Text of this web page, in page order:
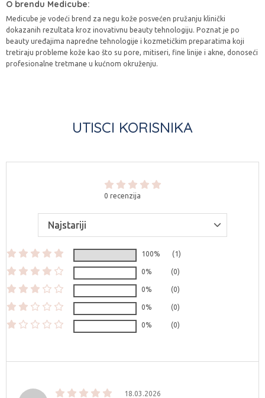
O brendu Medicube:
Medicube je vodeći brend za negu kože posvećen pružanju klinički
dokazanih rezultata kroz inovativnu beauty tehnologiju. Poznat je po
beauty uređajima napredne tehnologije i kozmetičkim preparatima koji
tretiraju probleme kože kao što su pore, mitiseri, fine linije i akne, donoseći
profesionalne tretmane u kućnom okruženju.
UTISCI KORISNIKA
0 recenzija
100% (1)
0% (0)
0% (0)
0% (0)
0% (0)
18.03.2026